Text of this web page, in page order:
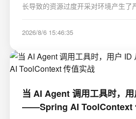
长导致的资源过度开采对环境产生了
可持续发展观点。以此为背景
2026/8/6 15:46:35
当 AI Agent 调用工具时，用
——Spring AI ToolContext